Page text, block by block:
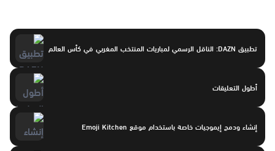
تطبيق DAZN: الناقل الرسمي لمباريات المنتخب المغربي في كأس العالم
أطول التعليقات
إنشاء ودمج إيموجيات خاصة باستخدام موقع Emoji Kitchen